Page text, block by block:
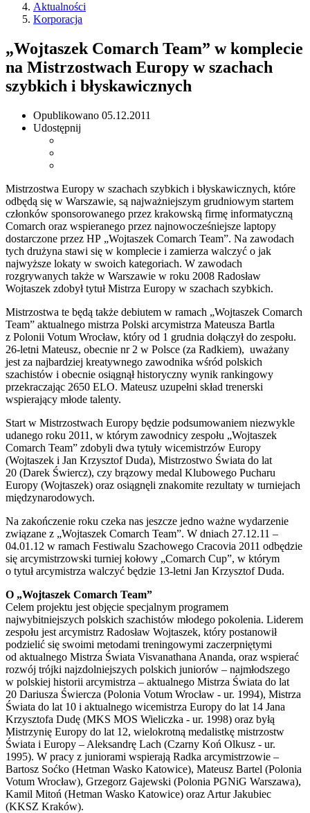
Aktualności
Korporacja
„Wojtaszek Comarch Team” w komplecie
na Mistrzostwach Europy w szachach
szybkich i błyskawicznych
Opublikowano 05.12.2011
Udostępnij
Mistrzostwa Europy w szachach szybkich i błyskawicznych, które
odbędą się w Warszawie, są najważniejszym grudniowym startem
członków sponsorowanego przez krakowską firmę informatyczną
Comarch oraz wspieranego przez najnowocześniejsze laptopy
dostarczone przez HP „Wojtaszek Comarch Team”. Na zawodach
tych drużyna stawi się w komplecie i zamierza walczyć o jak
najwyższe lokaty w swoich kategoriach. W zawodach
rozgrywanych także w Warszawie w roku 2008 Radosław
Wojtaszek zdobył tytuł Mistrza Europy w szachach szybkich.
Mistrzostwa te będą także debiutem w ramach „Wojtaszek Comarch
Team” aktualnego mistrza Polski arcymistrza Mateusza Bartla
z Polonii Votum Wrocław, który od 1 grudnia dołączył do zespołu.
26-letni Mateusz, obecnie nr 2 w Polsce (za Radkiem), uważany
jest za najbardziej kreatywnego zawodnika wśród polskich
szachistów i obecnie osiągnął historyczny wynik rankingowy
przekraczając 2650 ELO. Mateusz uzupełni skład trenerski
wspierający młode talenty.
Start w Mistrzostwach Europy będzie podsumowaniem niezwykle
udanego roku 2011, w którym zawodnicy zespołu „Wojtaszek
Comarch Team” zdobyli dwa tytuły wicemistrzów Europy
(Wojtaszek i Jan Krzysztof Duda), Mistrzostwo Świata do lat
20 (Darek Świercz), czy brązowy medal Klubowego Pucharu
Europy (Wojtaszek) oraz osiągnęli znakomite rezultaty w turniejach
międzynarodowych.
Na zakończenie roku czeka nas jeszcze jedno ważne wydarzenie
związane z „Wojtaszek Comarch Team”. W dniach 27.12.11 –
04.01.12 w ramach Festiwalu Szachowego Cracovia 2011 odbędzie
się arcymistrzowski turniej kołowy „Comarch Cup”, w którym
o tytuł arcymistrza walczyć będzie 13-letni Jan Krzysztof Duda.
O „Wojtaszek Comarch Team”
Celem projektu jest objęcie specjalnym programem
najwybitniejszych polskich szachistów młodego pokolenia. Liderem
zespołu jest arcymistrz Radosław Wojtaszek, który postanowił
podzielić się swoimi metodami treningowymi zaczerpniętymi
od aktualnego Mistrza Świata Visvanathana Ananda, oraz wspierać
rozwój trójki najzdolniejszych polskich juniorów – najmłodszego
w polskiej historii arcymistrza – aktualnego Mistrza Świata do lat
20 Dariusza Świercza (Polonia Votum Wrocław - ur. 1994), Mistrza
Świata do lat 10 i aktualnego wicemistrza Europy do lat 14 Jana
Krzysztofa Dudę (MKS MOS Wieliczka - ur. 1998) oraz byłą
Mistrzynię Europy do lat 12, wielokrotną medalistkę mistrzostw
Świata i Europy – Aleksandrę Lach (Czarny Koń Olkusz - ur.
1995). W pracy z juniorami wspierają Radka arcymistrzowie –
Bartosz Soćko (Hetman Wasko Katowice), Mateusz Bartel (Polonia
Votum Wrocław), Grzegorz Gajewski (Polonia PGNiG Warszawa),
Kamil Mitoń (Hetman Wasko Katowice) oraz Artur Jakubiec
(KKSZ Kraków).